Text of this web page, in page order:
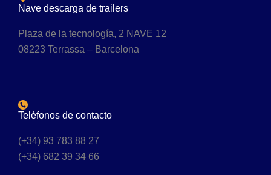
Nave descarga de trailers
Plaza de la tecnología, 2 NAVE 12
08223 Terrassa – Barcelona
Teléfonos de contacto
(+34) 93 783 88 27
(+34) 682 39 34 66